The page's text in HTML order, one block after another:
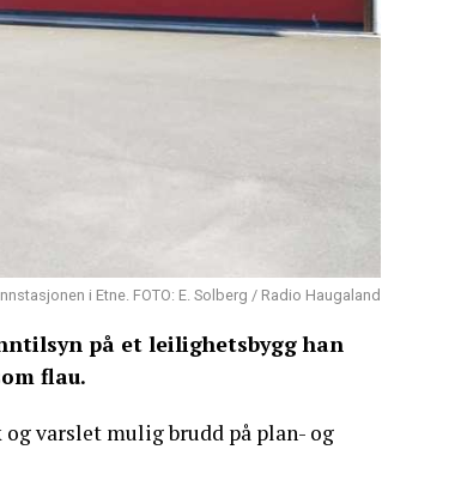
i Etne. FOTO: E. Solberg / Radio Haugaland
på et leilighetsbygg han
flau.
varslet mulig brudd på plan- og